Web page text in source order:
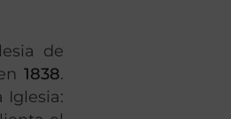
de
1838.
Iglesia: